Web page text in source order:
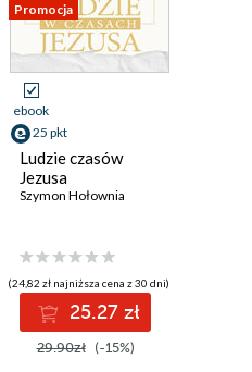
Promocja
ebook
25 pkt
Ludzie czasów
Jezusa
Szymon Hołownia
(24,82 zł najniższa cena z 30 dni)
25.27 zł
29.90zł (-15%)